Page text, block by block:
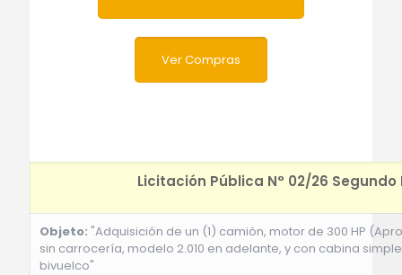
Ver Compras
Licitación Pública N° 02/26 Segundo
Objeto: "Adquisición de un (1) camión, motor de 300 HP
sin carrocería, modelo 2.010 en adelante, y con cabina
bivuelco"